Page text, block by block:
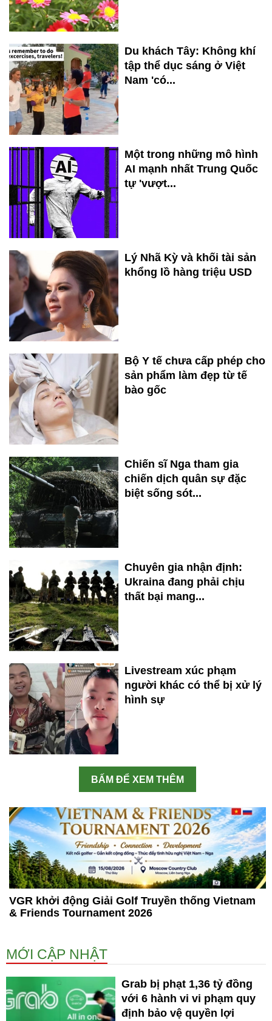
Du khách Tây: Không khí
tập thể dục sáng ở Việt
Nam 'có...
Một trong những mô hình
AI mạnh nhất Trung Quốc
tự 'vượt...
Lý Nhã Kỳ và khối tài sản
khổng lồ hàng triệu USD
Bộ Y tế chưa cấp phép cho
sản phẩm làm đẹp từ tế
bào gốc
Chiến sĩ Nga tham gia
chiến dịch quân sự đặc
biệt sống sót...
Chuyên gia nhận định:
Ukraina đang phải chịu
thất bại mang...
Livestream xúc phạm
người khác có thể bị xử lý
hình sự
BẤM ĐỂ XEM THÊM
VGR khởi động Giải Golf Truyền thống Vietnam
& Friends Tournament 2026
MỚI CẬP NHẬT
Grab bị phạt 1,36 tỷ đồng
với 6 hành vi vi phạm quy
định bảo vệ quyền lợi